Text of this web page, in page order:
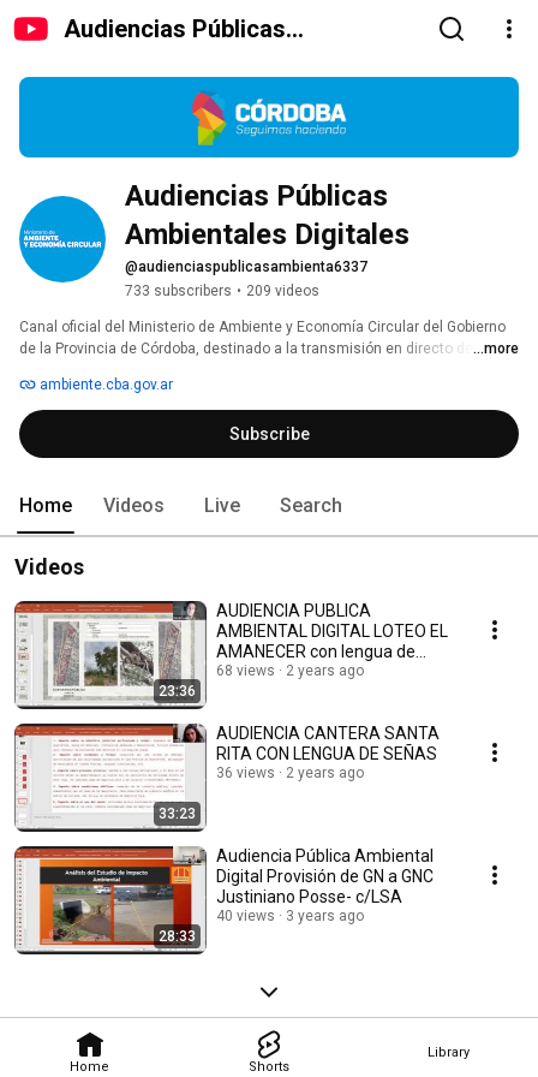
Audiencias Públicas
Home Shorts
Library
Audiencias Públicas
Ambientales Digitales
@audienciaspublicasambienta6337
733 subscribers • 209 videos
Canal oficial del Ministerio de Ambiente y Economía Circular del Gobierno
de la Provincia de Córdoba, destinado a la transmisión en directo de las
capítulo V de la Ley 10.208 de Política Ambiental Provincial y en el artículo
8 de la Ley 10.618 de Simplificación y Modernización de la Administración
Pública.
...more
ambiente.cba.gov.ar
Subscribe
Home Videos Live Search
Videos
23:36
AUDIENCIA PUBLICA
AMBIENTAL DIGITAL LOTEO EL
AMANECER con lengua de
señas
68 views 2 years ago
33:23
AUDIENCIA CANTERA SANTA
RITA CON LENGUA DE SEÑAS
36 views 2 years ago
28:33
Audiencia Pública Ambiental
Digital Provisión de GN a GNC
Justiniano Posse- c/LSA
40 views 3 years ago